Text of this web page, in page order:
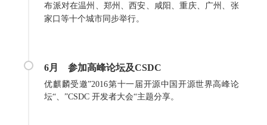
布派对在温州、郑州、西安、咸阳、重庆、广州、张
家口等十个城市同步举行。
6月 参加高峰论坛及CSDC
优麒麟受邀”2016第十一届开源中国开源世界高峰论
坛“、”CSDC 开发者大会“主题分享。